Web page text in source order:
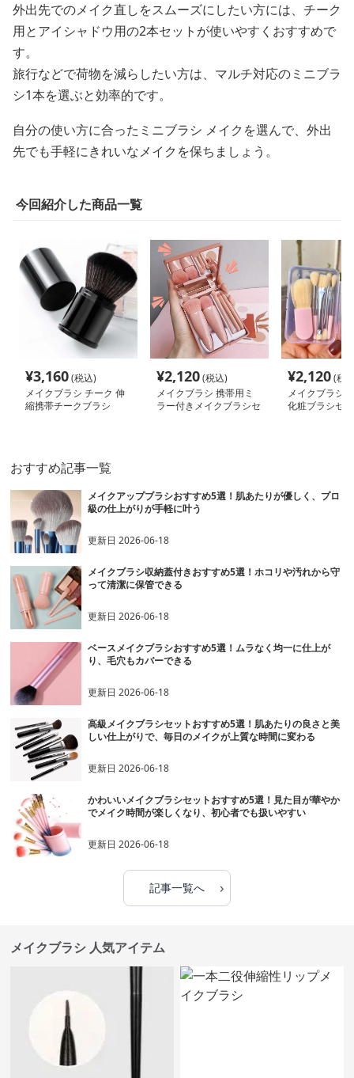
外出先でのメイク直しをスムーズにしたい方には、チーク
用とアイシャドウ用の2本セットが使いやすくおすすめで
す。
旅行などで荷物を減らしたい方は、マルチ対応のミニブラ
シ1本を選ぶと効率的です。
自分の使い方に合ったミニブラシ メイクを選んで、外出
先でも手軽にきれいなメイクを保ちましょう。
今回紹介した商品一覧
¥3,160(税込)
メイクブラシ チーク 伸
縮携帯チークブラシ
¥2,120(税込)
メイクブラシ 携帯用ミ
ラー付きメイクブラシセ
¥2,120(税
メイクブラシ
化粧ブラシセ
おすすめ記事一覧
メイクアップブラシおすすめ5選！肌あたりが優しく、プロ
級の仕上がりが手軽に叶う
更新日2026-06-18
メイクブラシ収納蓋付きおすすめ5選！ホコリや汚れから守
って清潔に保管できる
更新日2026-06-18
ベースメイクブラシおすすめ5選！ムラなく均一に仕上が
り、毛穴もカバーできる
更新日2026-06-18
高級メイクブラシセットおすすめ5選！肌あたりの良さと美
しい仕上がりで、毎日のメイクが上質な時間に変わる
更新日2026-06-18
かわいいメイクブラシセットおすすめ5選！見た目が華やか
でメイク時間が楽しくなり、初心者でも扱いやすい
更新日2026-06-18
記事一覧へ ›
メイクブラシ 人気アイテム